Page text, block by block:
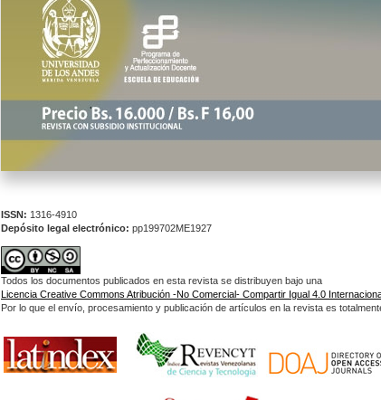
ISSN: 1316-4910
Depósito legal electrónico: pp199702ME1927
Todos los documentos publicados en esta revista se distribuyen bajo una
Licencia Creative Commons Atribución -No Comercial- Compartir Igual 4.0
Por lo que el envío, procesamiento y publicación de artículos en la revista es